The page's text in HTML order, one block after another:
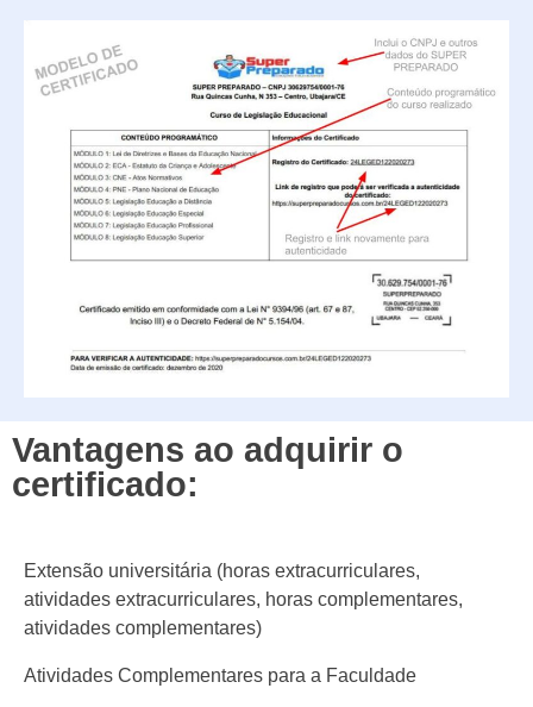
Vantagens ao adquirir o
certificado:
Extensão universitária (horas extracurriculares,
atividades extracurriculares, horas complementares,
atividades complementares)
Atividades Complementares para a Faculdade